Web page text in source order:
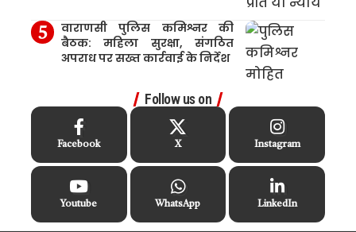
वाराणसी पुलिस कमिश्नर की
बैठक: महिला सुरक्षा, संगठित
अपराध पर सख्त कार्रवाई के निर्देश
Follow us on
Facebook X Instagram
Youtube WhatsApp LinkedIn